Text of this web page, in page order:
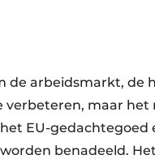
de arbeidsmarkt, de
maar
EU-gedachtegoed
benadeeld.